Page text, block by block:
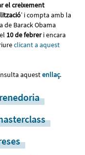
el creixement
’ i compta amb la
de Barack Obama
10 de febreri encara
clicant a aquest
aquestenllaç.